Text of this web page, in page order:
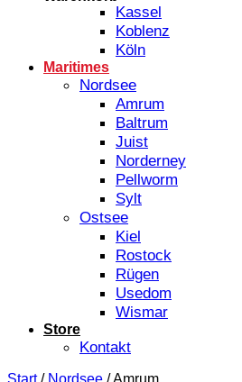
Kassel
Koblenz
Köln
Maritimes
Nordsee
Amrum
Baltrum
Juist
Norderney
Pellworm
Sylt
Ostsee
Kiel
Rostock
Rügen
Usedom
Wismar
Store
Kontakt
Start / Nordsee /Amrum